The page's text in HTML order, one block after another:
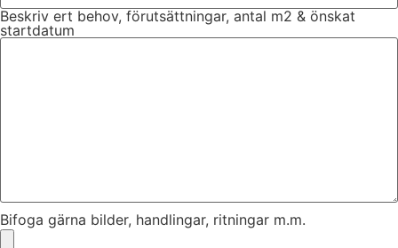
Beskriv ert behov, förutsättningar, antal m2 & önskat
startdatum
Bifoga gärna bilder, handlingar, ritningar m.m.